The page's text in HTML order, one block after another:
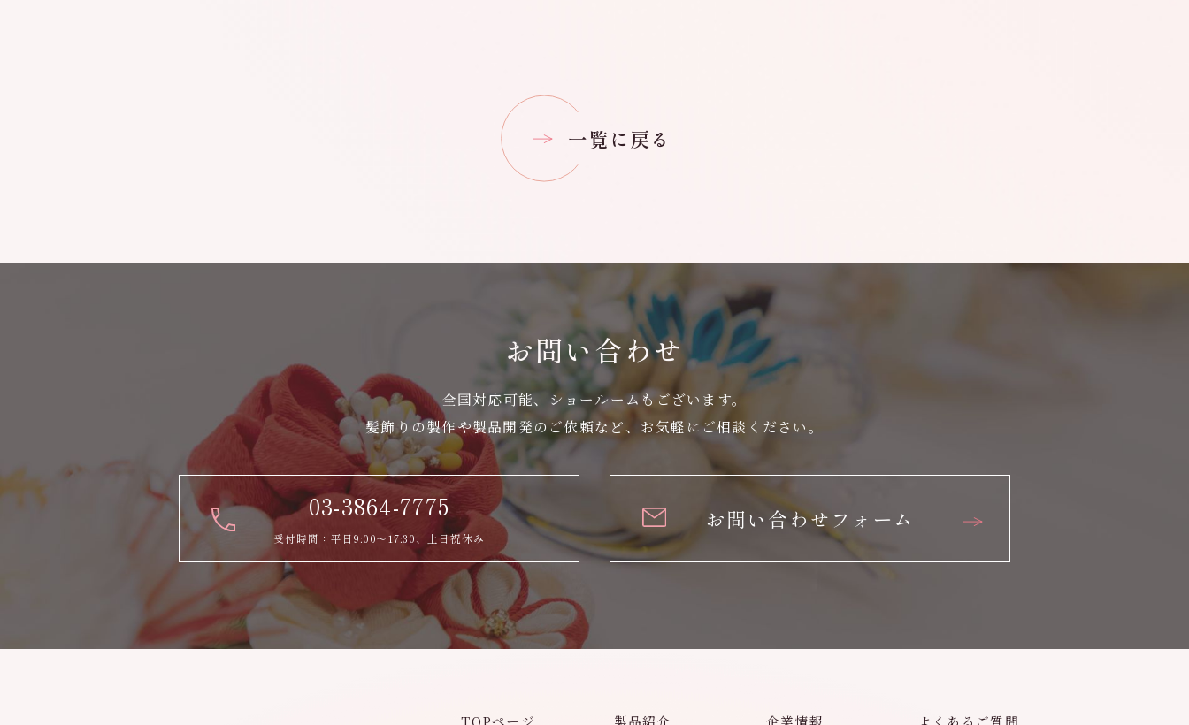
一覧に戻る
お問い合わせ
全国対応可能、ショールームもございます。
髪飾りの製作や製品開発のご依頼など、 お気軽にご相談ください。
03-3864-7775
受付時間：平日9:00～17:30、土日祝休み
お問い合わせフォーム
TOPページ 製品紹介 企業情報 よくあるご質問